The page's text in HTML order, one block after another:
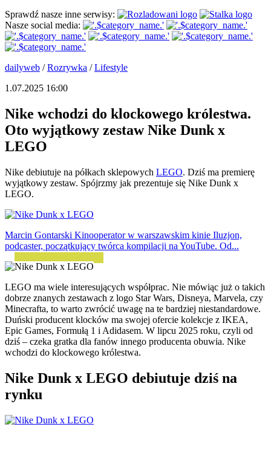
Sprawdź nasze inne serwisy:
Nasze social media:
dailyweb /Rozrywka /Lifestyle
1.07.2025 16:00
Nike wchodzi do klockowego królestwa.
Oto wyjątkowy zestaw Nike Dunk x
LEGO
Nike debiutuje na półkach sklepowych LEGO. Dziś ma premierę
wyjątkowy zestaw. Spójrzmy jak prezentuje się Nike Dunk x
LEGO.
Marcin Gontarski Kinooperator w warszawskim kinie Iluzjon,
podcaster, początkujący twórca kompilacji na YouTube. Od...
LEGO ma wiele interesujących współprac. Nie mówiąc już o takich
dobrze znanych zestawach z logo Star Wars, Disneya, Marvela, czy
Minecrafta, to warto zwrócić uwagę na te bardziej niestandardowe.
Duński producent klocków ma swojej ofercie kolekcje z IKEA,
Epic Games, Formułą 1 i Adidasem. W lipcu 2025 roku, czyli od
dziś – czeka gratka dla fanów innego producenta obuwia. Nike
wchodzi do klockowego królestwa.
Nike Dunk x LEGO debiutuje dziś na
rynku